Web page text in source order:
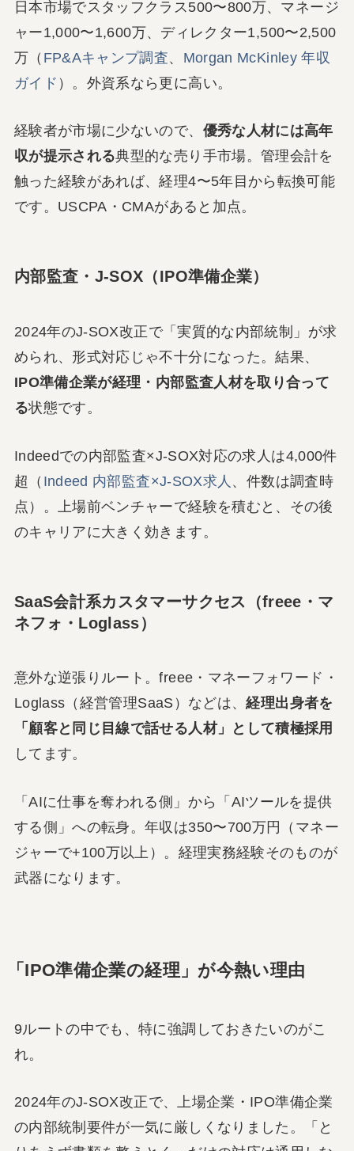
日本市場でスタッフクラス500〜800万、マネージ
ャー1,000〜1,600万、ディレクター1,500〜2,500
万（ FP&Aキャンプ調査、 Morgan McKinley 年収
ガイド ）。外資系なら更に高い。
経験者が市場に少ないので、 優秀な人材には高年
収が提示される典型的な売り手市場。管理会計を
触った経験があれば、経理4〜5年目から転換可能
です。USCPA・CMAがあると加点。
内部監査・J-SOX（IPO準備企業）
2024年のJ-SOX改正で「実質的な内部統制」が求
められ、形式対応じゃ不十分になった。結果、
IPO準備企業が経理・内部監査人材を取り合って
る状態です。
Indeedでの内部監査×J-SOX対応の求人は4,000件
超（ Indeed 内部監査×J-SOX求人 、件数は調査時
点）。上場前ベンチャーで経験を積むと、その後
のキャリアに大きく効きます。
SaaS会計系カスタマーサクセス（freee・マ
ネフォ・Loglass）
意外な逆張りルート。freee・マネーフォワード・
Loglass（経営管理SaaS）などは、経理出身者を
「顧客と同じ目線で話せる人材」として積極採用
してます。
「AIに仕事を奪われる側」から「AIツールを提供
する側」への転身。年収は350〜700万円（マネー
ジャーで+100万以上）。経理実務経験そのものが
武器になります。
「IPO準備企業の経理」が今熱い理由
9ルートの中でも、特に強調しておきたいのがこ
れ。
2024年のJ-SOX改正で、上場企業・IPO準備企業
の内部統制要件が一気に厳しくなりました。「と